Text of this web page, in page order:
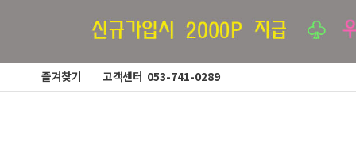
즐겨찾기 고객센터 053-741-0289